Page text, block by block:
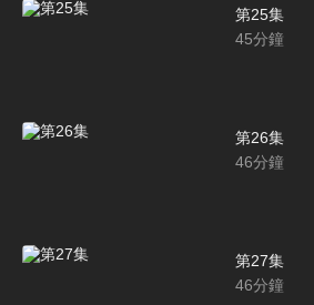
第25集
45分鐘
第26集
46分鐘
第27集
46分鐘